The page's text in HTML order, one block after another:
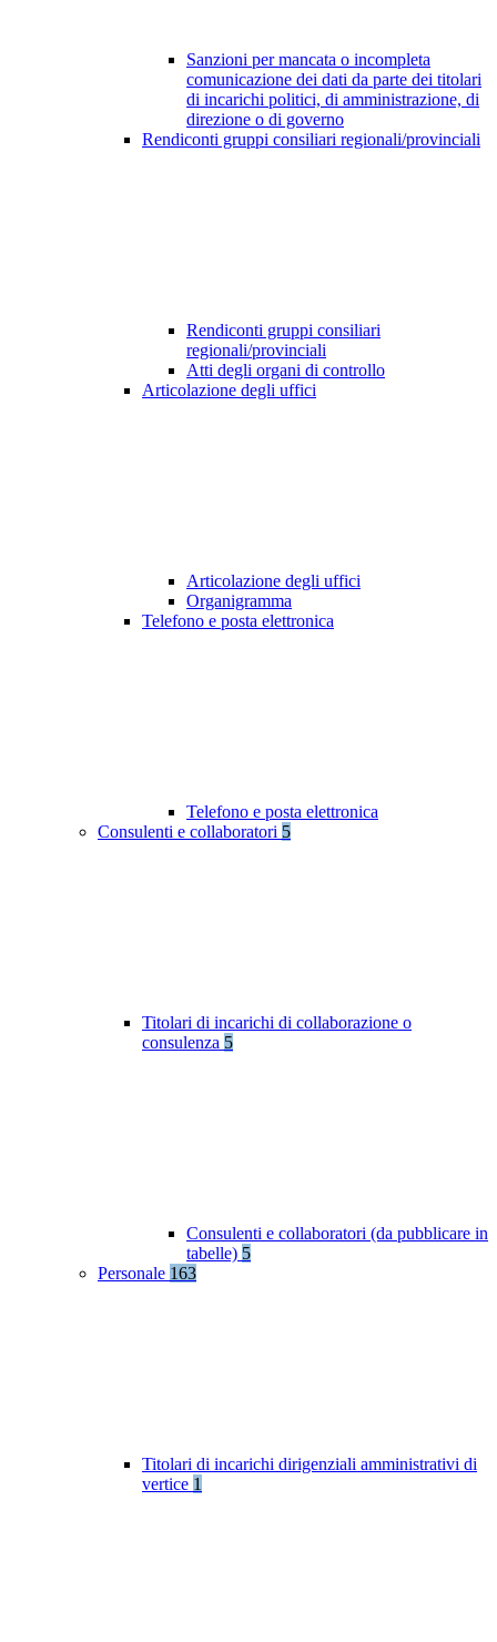
Sanzioni per mancata o incompleta
comunicazione dei dati da parte dei titolari
di incarichi politici, di amministrazione, di
direzione o di governo
Rendiconti gruppi consiliari regionali/provinciali
Rendiconti gruppi consiliari
regionali/provinciali
Atti degli organi di controllo
Articolazione degli uffici
Articolazione degli uffici
Organigramma
Telefono e posta elettronica
Telefono e posta elettronica
Consulenti e collaboratori 5
Titolari di incarichi di collaborazione o
consulenza 5
Consulenti e collaboratori (da pubblicare in
tabelle) 5
Personale 163
Titolari di incarichi dirigenziali amministrativi di
vertice 1